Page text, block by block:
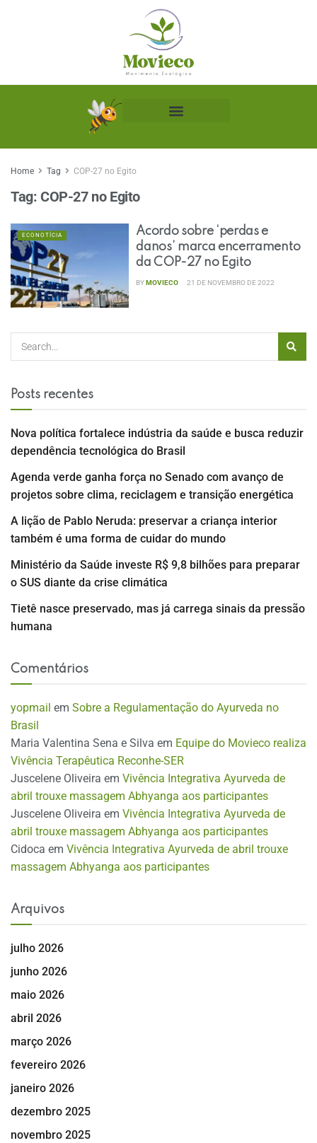
Home Tag COP-27 no Egito
Tag: COP-27 no Egito
ECONOTÍCIA
Acordo sobre ‘perdas e
danos’ marca encerramento
da COP-27 no Egito
BYMOVIECO 21 DE NOVEMBRO DE 2022
Posts recentes
Nova política fortalece indústria da saúde e busca reduzir
dependência tecnológica do Brasil
Agenda verde ganha força no Senado com avanço de
projetos sobre clima, reciclagem e transição energética
A lição de Pablo Neruda: preservar a criança interior
também é uma forma de cuidar do mundo
Ministério da Saúde investe R$ 9,8 bilhões para preparar
o SUS diante da crise climática
Tietê nasce preservado, mas já carrega sinais da pressão
humana
Comentários
yopmail em Sobre a Regulamentação do Ayurveda no
Brasil
Maria Valentina Sena e Silva em Equipe do Movieco realiza
Vivência Terapêutica Reconhe-SER
Juscelene Oliveira em Vivência Integrativa Ayurveda de
abril trouxe massagem Abhyanga aos participantes
Juscelene Oliveira em Vivência Integrativa Ayurveda de
abril trouxe massagem Abhyanga aos participantes
Cidoca em Vivência Integrativa Ayurveda de abril trouxe
massagem Abhyanga aos participantes
Arquivos
julho 2026
junho 2026
maio 2026
abril 2026
março 2026
fevereiro 2026
janeiro 2026
dezembro 2025
novembro 2025